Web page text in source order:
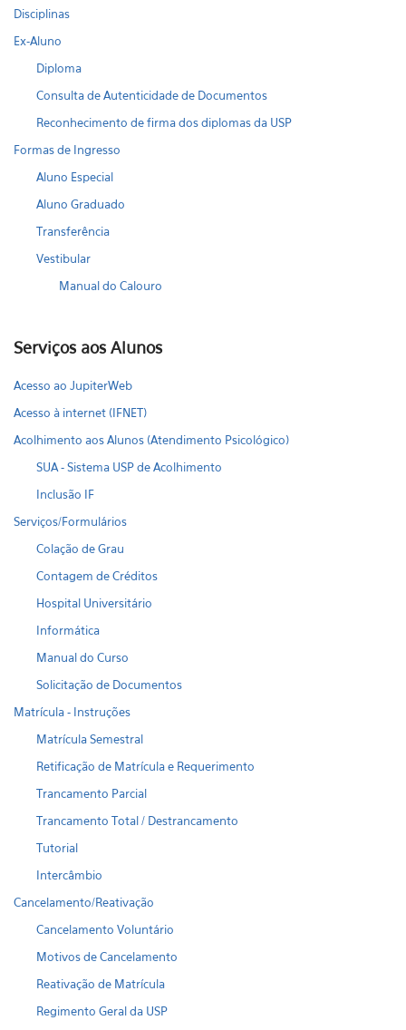
Disciplinas
Ex-Aluno
Diploma
Consulta de Autenticidade de Documentos
Reconhecimento de firma dos diplomas da USP
Formas de Ingresso
Aluno Especial
Aluno Graduado
Transferência
Vestibular
Manual do Calouro
Serviços aos Alunos
Acesso ao JupiterWeb
Acesso à internet (IFNET)
Acolhimento aos Alunos (Atendimento Psicológico)
SUA - Sistema USP de Acolhimento
Inclusão IF
Serviços/Formulários
Colação de Grau
Contagem de Créditos
Hospital Universitário
Informática
Manual do Curso
Solicitação de Documentos
Matrícula - Instruções
Matrícula Semestral
Retificação de Matrícula e Requerimento
Trancamento Parcial
Trancamento Total / Destrancamento
Tutorial
Intercâmbio
Cancelamento/Reativação
Cancelamento Voluntário
Motivos de Cancelamento
Reativação de Matrícula
Regimento Geral da USP